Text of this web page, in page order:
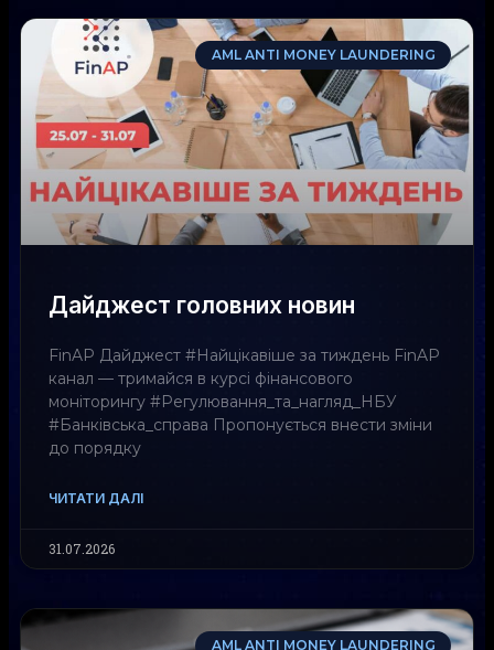
AML ANTI MONEY LAUNDERING
Дайджест головних новин
FinAP Дайджест #Найцікавіше за тиждень FinAP
канал — тримайся в курсі фінансового
моніторингу #Регулювання_та_нагляд_НБУ
#Банківська_справа Пропонується внести зміни
до порядку
ЧИТАТИ ДАЛІ
31.07.2026
AML ANTI MONEY LAUNDERING